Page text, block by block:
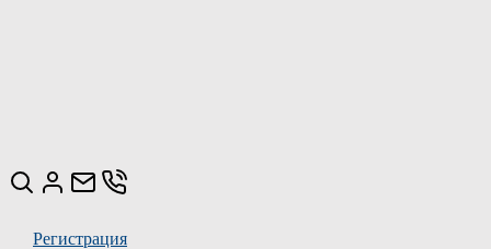
Регистрация